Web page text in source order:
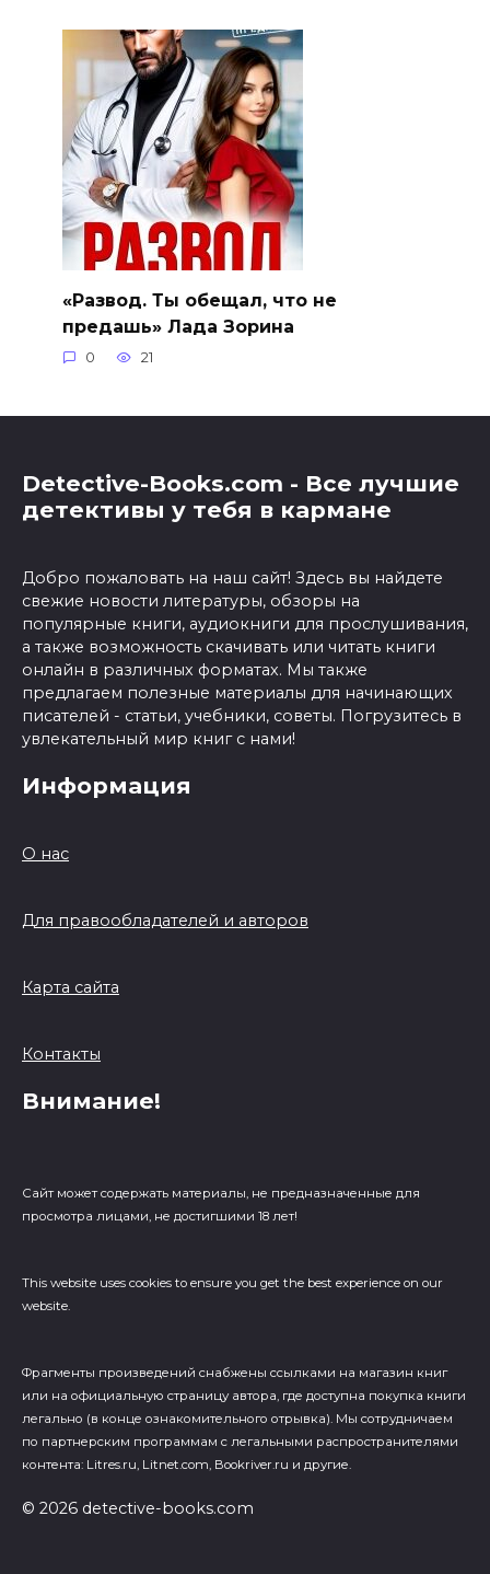
«Развод. Ты обещал, что не
предашь» Лада Зорина
0 21
Detective-Books.com - Все лучшие
детективы у тебя в кармане
Добро пожаловать на наш сайт! Здесь вы найдете
свежие новости литературы, обзоры на
популярные книги, аудиокниги для прослушивания,
а также возможность скачивать или читать книги
онлайн в различных форматах. Мы также
предлагаем полезные материалы для начинающих
писателей - статьи, учебники, советы. Погрузитесь в
увлекательный мир книг с нами!
Информация
О нас
Для правообладателей и авторов
Карта сайта
Контакты
Внимание!
Сайт может содержать материалы, не предназначенные для
просмотра лицами, не достигшими 18 лет!
This website uses cookies to ensure you get the best experience on our
website.
Фрагменты произведений cнабжены ссылками на магазин книг
или на официальную страницу автора, где доступна покупка книги
легально (в конце ознакомительного отрывка). Мы сотрудничаем
по партнерским программам с легальными распространителями
контента: Litres.ru, Litnet.com, Bookriver.ru и другие.
© 2026 detective-books.com